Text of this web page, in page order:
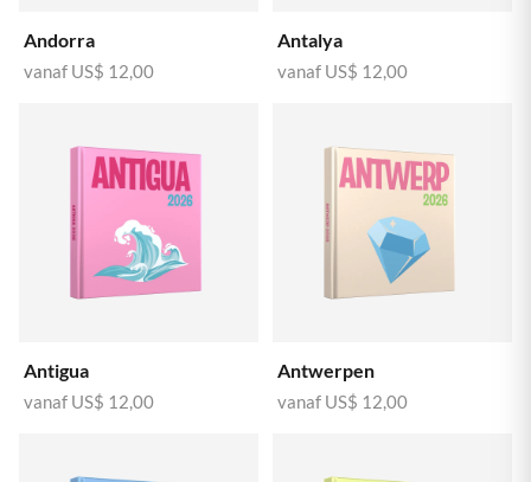
Andorra
vanaf US$ 12,00
Antalya
vanaf US$ 12,00
Antigua
vanaf US$ 12,00
Antwerpen
vanaf US$ 12,00